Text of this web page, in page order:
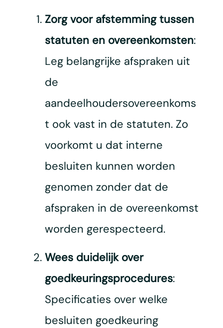
Zorg voor afstemming tussen
statuten en overeenkomsten:
Leg belangrijke afspraken uit
de
aandeelhoudersovereenkoms
t ook vast in de statuten. Zo
voorkomt u dat interne
besluiten kunnen worden
genomen zonder dat de
afspraken in de overeenkomst
worden gerespecteerd.
Wees duidelijk over
goedkeuringsprocedures:
Specificaties over welke
besluiten goedkeuring